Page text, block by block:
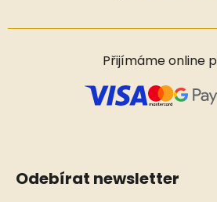
Přijímáme online
Odebírat newsletter